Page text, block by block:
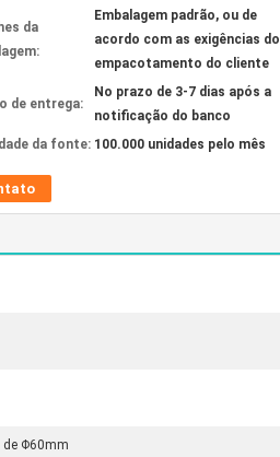
da
Embalagem padrão, ou de
acordo com as exigências do
empacotamento do cliente
de entrega:
No prazo de 3-7 dias após a
notificação do banco
da fonte: 100.000 unidades pelo mês
de Φ60mm